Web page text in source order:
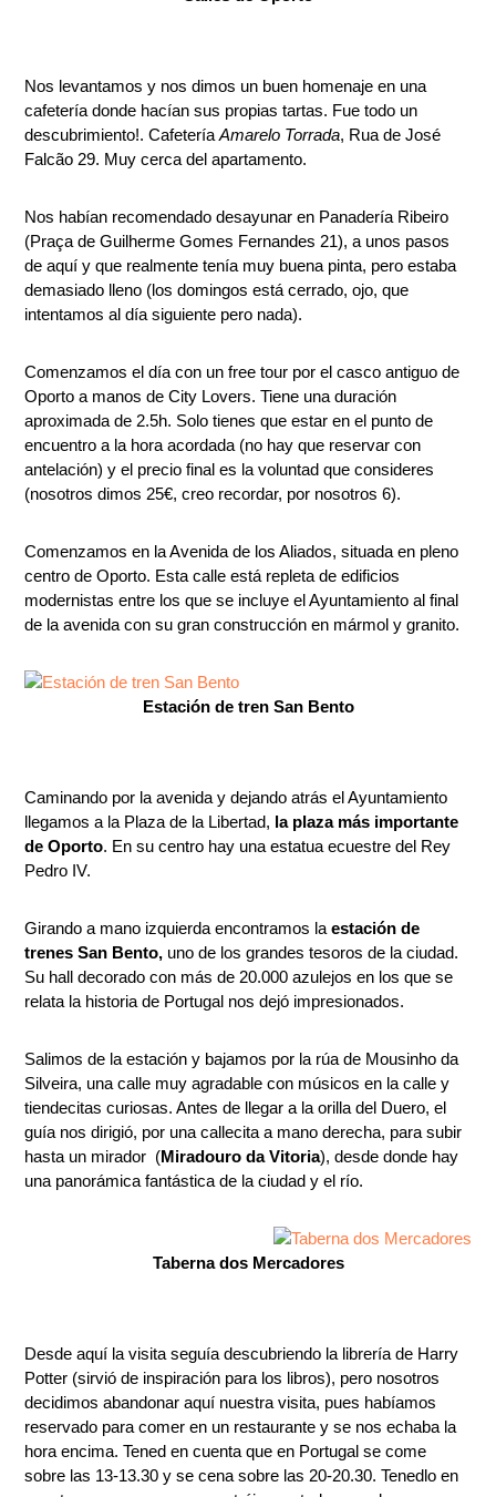
Nos levantamos y nos dimos un buen homenaje en una
cafetería donde hacían sus propias tartas. Fue todo un
descubrimiento!. CafeteríaAmarelo Torrada, Rua de José
Falcão 29. Muy cerca del apartamento.
Nos habían recomendado desayunar en Panadería Ribeiro
(Praça de Guilherme Gomes Fernandes 21), a unos pasos
de aquí y que realmente tenía muy buena pinta, pero estaba
demasiado lleno (los domingos está cerrado, ojo, que
intentamos al día siguiente pero nada).
Comenzamos el día con un free tour por el casco antiguo de
Oporto a manos de City Lovers. Tiene una duración
aproximada de 2.5h. Solo tienes que estar en el punto de
encuentro a la hora acordada (no hay que reservar con
antelación) y el precio final es la voluntad que consideres
(nosotros dimos 25€, creo recordar, por nosotros 6).
Comenzamos en la Avenida de los Aliados, situada en pleno
centro de Oporto. Esta calle está repleta de edificios
modernistas entre los que se incluye el Ayuntamiento al final
de la avenida con su gran construcción en mármol y granito.
Estación de tren San Bento
Caminando por la avenida y dejando atrás el Ayuntamiento
llegamos a la Plaza de la Libertad, la plaza más importante
de Oporto. En su centro hay una estatua ecuestre del Rey
Pedro IV.
Girando a mano izquierda encontramos laestación de
trenes San Bento, uno de los grandes tesoros de la ciudad.
Su hall decorado con más de 20.000 azulejos en los que se
relata la historia de Portugal nos dejó impresionados.
Salimos de la estación y bajamos por la rúa de Mousinho da
Silveira, una calle muy agradable con músicos en la calle y
tiendecitas curiosas. Antes de llegar a la orilla del Duero, el
guía nos dirigió, por una callecita a mano derecha, para subir
hasta un mirador (Miradouro da Vitoria), desde donde hay
una panorámica fantástica de la ciudad y el río.
Taberna dos Mercadores
Desde aquí la visita seguía descubriendo la librería de Harry
Potter (sirvió de inspiración para los libros), pero nosotros
decidimos abandonar aquí nuestra visita, pues habíamos
reservado para comer en un restaurante y se nos echaba la
hora encima. Tened en cuenta que en Portugal se come
sobre las 13-13.30 y se cena sobre las 20-20.30. Tenedlo en